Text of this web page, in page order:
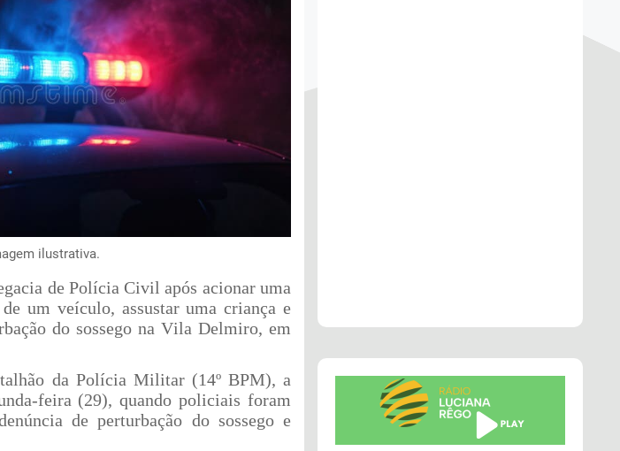
ilustrativa.
de Polícia Civil após acionar uma
um veículo, assustar uma criança e
do sossego na Vila Delmiro, em
da Polícia Militar (14º BPM), a
feira (29), quando policiais foram
de perturbação do sossego e